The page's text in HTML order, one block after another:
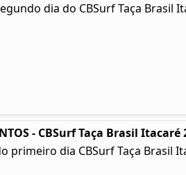
dia do CBSurf Taça Brasil
- CBSurf Taça Brasil Itacaré
primeiro dia CBSurf Taça Brasil